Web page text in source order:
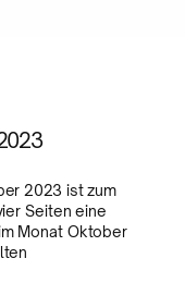
2023 ist zum
Seiten eine
Monat Oktober